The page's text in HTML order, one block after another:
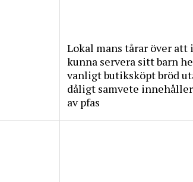
Lokal mans tårar över att
kunna servera sitt barn
vanligt butiksköpt bröd
dåligt samvete
av pfas